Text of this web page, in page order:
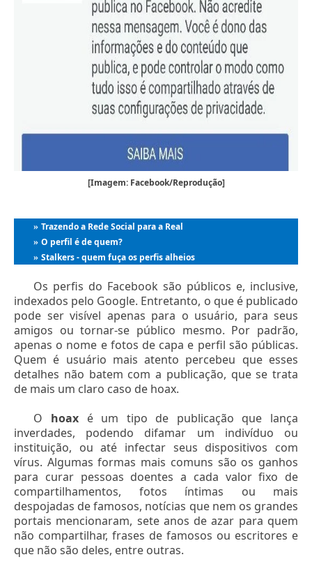
[Imagem: Facebook/Reprodução]
» Trazendo a Rede Social para a Real
» O perfil é de quem?
» Stalkers - quem fuça os perfis alheios
Os perfis do Facebook são públicos e, inclusive,
indexados pelo Google. Entretanto, o que é publicado
pode ser visível apenas para o usuário, para seus
amigos ou tornar-se público mesmo. Por padrão,
apenas o nome e fotos de capa e perfil são públicas.
Quem é usuário mais atento percebeu que esses
detalhes não batem com a publicação, que se trata
de mais um claro caso de hoax.
O hoaxé um tipo de publicação que lança
inverdades, podendo difamar um indivíduo ou
instituição, ou até infectar seus dispositivos com
vírus. Algumas formas mais comuns são os ganhos
para curar pessoas doentes a cada valor fixo de
compartilhamentos, fotos íntimas ou mais
despojadas de famosos, notícias que nem os grandes
portais mencionaram, sete anos de azar para quem
não compartilhar, frases de famosos ou escritores e
que não são deles, entre outras.